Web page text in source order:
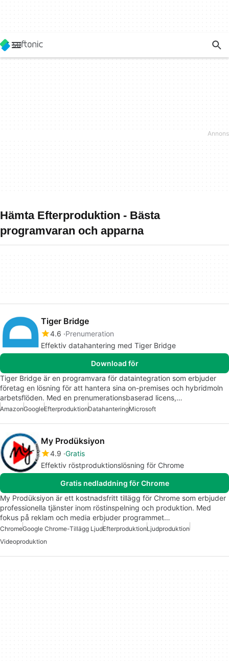
Hämta Efterproduktion - Bästa
programvaran och apparna
Tiger Bridge
4.6 Prenumeration
Effektiv datahantering med Tiger Bridge
Download för
Tiger Bridge är en programvara för dataintegration som erbjuder
företag en lösning för att hantera sina on-premises och hybridmoln
arbetsflöden. Med en prenumerationsbaserad licens,…
AmazonGoogleEfterproduktionDatahanteringMicrosoft
My Prodüksiyon
4.9 Gratis
Effektiv röstproduktionslösning för Chrome
Gratis nedladdning för Chrome
My Prodüksiyon är ett kostnadsfritt tillägg för Chrome som erbjuder
professionella tjänster inom röstinspelning och produktion. Med
fokus på reklam och media erbjuder programmet…
ChromeGoogle Chrome-Tillägg LjudEfterproduktionLjudproduktion
Videoproduktion